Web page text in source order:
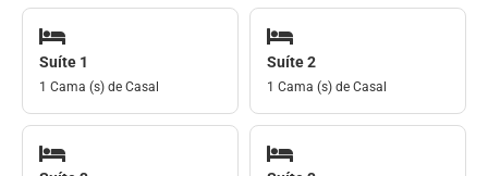
Suíte 1
1 Cama (s) de Casal
Suíte 2
1 Cama (s) de Casal